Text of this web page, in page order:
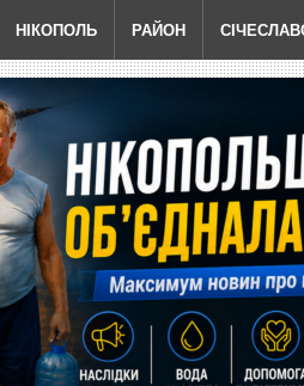
НІКОПОЛЬ РАЙОН